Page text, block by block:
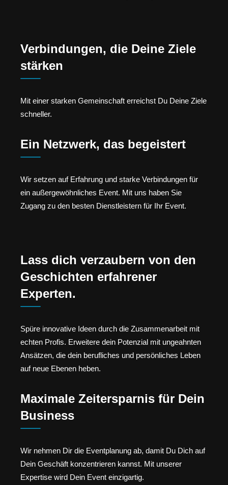
Verbindungen, die Deine Ziele
stärken
Mit einer starken Gemeinschaft erreichst Du Deine Ziele
schneller.
Ein Netzwerk, das begeistert
Wir setzen auf Erfahrung und starke Verbindungen für
ein außergewöhnliches Event. Mit uns haben Sie
Zugang zu den besten Dienstleistern für Ihr Event.
Lass dich verzaubern von den
Geschichten erfahrener
Experten.
Spüre innovative Ideen durch die Zusammenarbeit mit
echten Profis. Erweitere dein Potenzial mit ungeahnten
Ansätzen, die dein berufliches und persönliches Leben
auf neue Ebenen heben.
Maximale Zeitersparnis für Dein
Business
Wir nehmen Dir die Eventplanung ab, damit Du Dich auf
Dein Geschäft konzentrieren kannst. Mit unserer
Expertise wird Dein Event einzigartig.